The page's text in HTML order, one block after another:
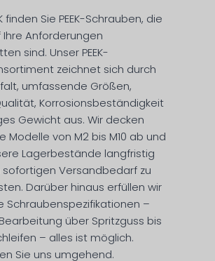
finden Sie PEEK-Schrauben, die
Anforderungen
sind. Unser PEEK-
zeichnet sich durch
umfassende Größen,
Korrosionsbeständigkeit
Gewicht aus. Wir decken
Modelle von M2 bis M10 ab und
Lagerbestände langfristig
Versandbedarf zu
Darüber hinaus erfüllen wir
Schraubenspezifikationen –
über Spritzguss bis
– alles ist möglich.
Sie uns umgehend.